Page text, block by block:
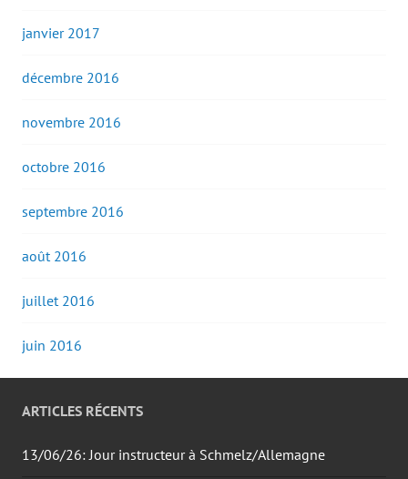
janvier 2017
décembre 2016
novembre 2016
octobre 2016
septembre 2016
août 2016
juillet 2016
juin 2016
ARTICLES RÉCENTS
13/06/26: Jour instructeur à Schmelz/Allemagne